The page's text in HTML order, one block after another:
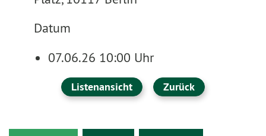
Datum
07.06.26 10:00 Uhr
Listenansicht Zurück